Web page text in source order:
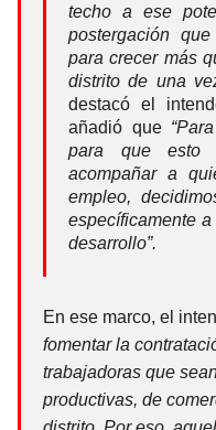
techo a ese
postergación
para crecer más
distrito de una
destacó el
añadió que
para que esto
acompañar a
empleo,
específicamente
desarrollo”.
En ese marco, el
fomentar la
trabajadoras que
productivas, de